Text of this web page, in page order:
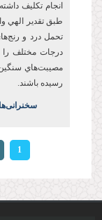
انجام تکليف
طبق تقدير الهي
تحمل درد و
درجات مختلف را
مصيبت‌هاي
رسيده باشند.
س
صفحه‌ها1